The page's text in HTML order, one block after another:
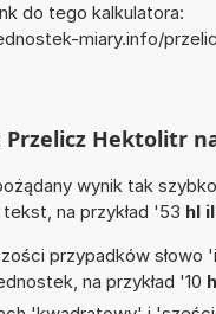
do tego kalkulatora:
miary.info/
Hektolitr
wynik tak
na przykład '53 hl
przypadków
na przykład '10